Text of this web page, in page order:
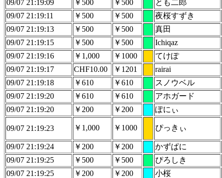
09/07 21:19:09
￥500 ￥500
とも二郎
09/07 21:19:11
￥500 ￥500
夜桜すずき
09/07 21:19:13
￥500 ￥500
真田
09/07 21:19:15
￥500 ￥500
Ichiqaz
09/07 21:19:16
￥1,000 ￥1000
てけぽ
09/07 21:19:17
CHF10.00 ￥1201
rairai
09/07 21:19:18
￥610 ￥610
スノウベル
09/07 21:19:20
￥610 ￥610
アホガード
09/07 21:19:20
￥200 ￥200 ぽにぃ
09/07 21:19:23 ￥1,000 ￥1000 ぴっきぃ
09/07 21:19:24 ￥200 ￥200
かずぱに
09/07 21:19:25
￥500 ￥500
ぴろしき
09/07 21:19:25
￥200 ￥200 小桜